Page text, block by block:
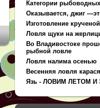
Категории
Оказывается, джиг
Изготовление
Ловля щуки на
Во Владивостоке
рыбной ловле
Ловля налима осенью
Весенняя ловля карася
Язь - ЛОВИМ ЛЕТОМ И